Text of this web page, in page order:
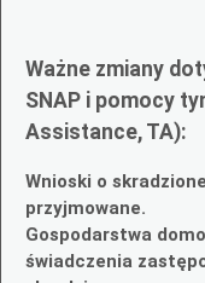
Ważne zmiany
SNAP i pomocy
Assistance, TA):
Wnioski o
przyjmowane.
Gospodarstwa
świadczenia